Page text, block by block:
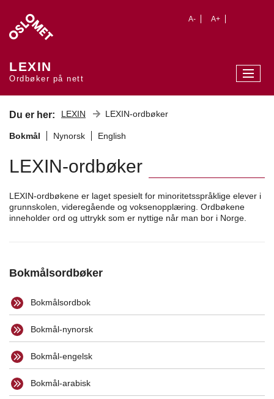
LEXIN
Ordbøker på nett
A- A+
Du er her: LEXIN LEXIN-ordbøker
Bokmål Nynorsk English
LEXIN-ordbøker
LEXIN-ordbøkene er laget spesielt for minoritetsspråklige elever i
grunnskolen, videregående og voksenopplæring. Ordbøkene
inneholder ord og uttrykk som er nyttige når man bor i Norge.
Bokmålsordbøker
Bokmålsordbok
Bokmål-nynorsk
Bokmål-engelsk
Bokmål-arabisk